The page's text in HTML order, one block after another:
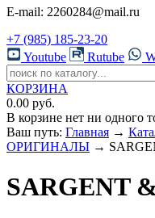
E-mail: 2260284@mail.ru
+7 (985) 185-23-20
Youtube
Rutube
КОРЗИНА
0.00 руб.
В корзине нет ни одного
Ваш путь: Главная →
ОРИГИНАЛЫ →
SARGENT